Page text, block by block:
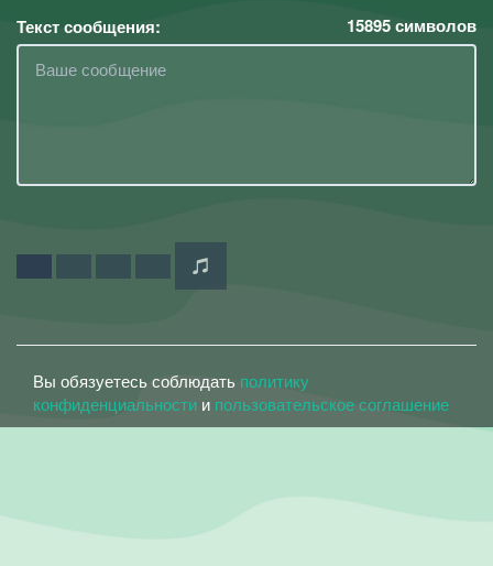
Текст сообщения: 15895символов
Вы обязуетесь соблюдать политику
конфиденциальности и пользовательское соглашение